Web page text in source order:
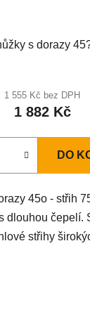
s dorazy
1 555 Kč bez DPH
1 882 Kč
DO
45o - střih
dlouhou čepelí.
střihy